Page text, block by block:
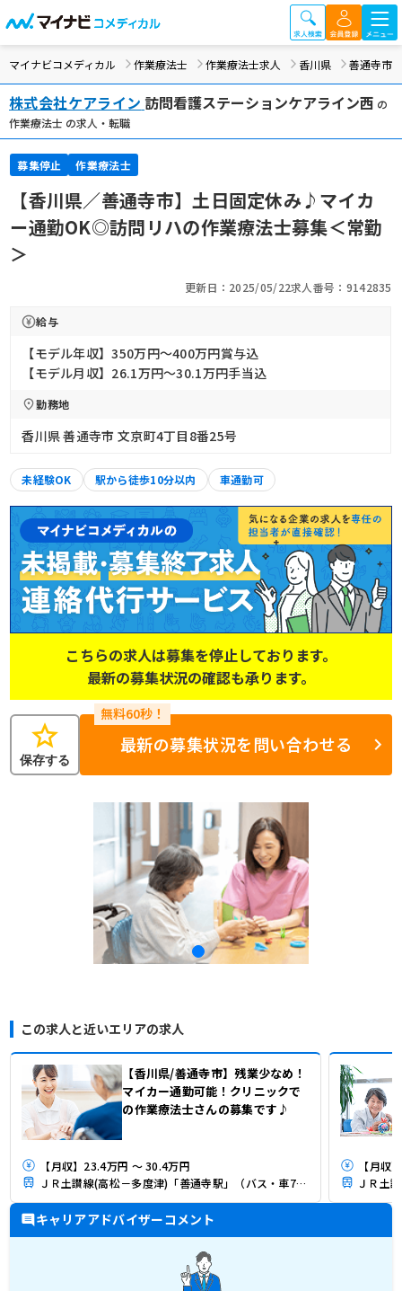
マイナビコメディカル 作業療法士 作業療法士求人 香川県 善通寺市
株式会社ケアライン 訪問看護ステーションケアライン西 の
作業療法士 の求人・転職
募集停止 作業療法士
【香川県／善通寺市】土日固定休み♪マイカ
ー通勤OK◎訪問リハの作業療法士募集＜常勤
＞
更新日：2025/05/22求人番号：9142835
給与
【モデル年収】350万円〜400万円賞与込
【モデル月収】26.1万円〜30.1万円手当込
勤務地
香川県 善通寺市 文京町4丁目8番25号
未経験OK 駅から徒歩10分以内 車通勤可
こちらの求人は募集を停止しております。
最新の募集状況の確認も承ります。
star
保存する
最新の募集状況を問い合わせる
この求人と近いエリアの求人
【香川県/善通寺市】残業少なめ！
マイカー通勤可能！クリニックで
の作業療法士さんの募集です♪
【月収】23.4万円 ～ 30.4万円
ＪＲ土讃線(高松－多度津)「善通寺駅」（バス・車7分）
【月収
キャリアアドバイザーコメント